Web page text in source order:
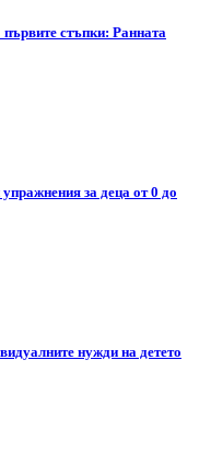
стъпки: Ранната
за деца от 0 до
нужди на детето